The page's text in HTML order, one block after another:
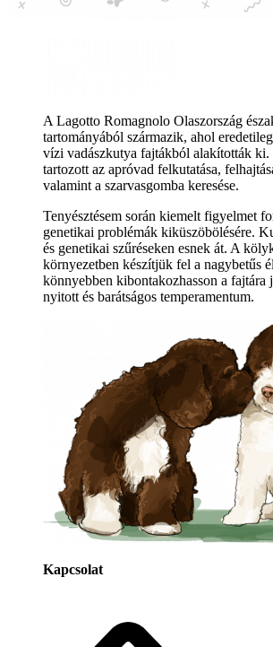
A Lagotto Romagnolo Olaszország
tartományából származik, ahol
vízi vadászkutya fajtákból alakították ki.
tartozott az apróvad felkutatása,
valamint a szarvasgomba keresése.
Tenyésztésem során kiemelt figyelmet
genetikai problémák kiküszöbölésére.
és genetikai szűréseken esnek át. A
környezetben készítjük fel a nagybetűs
könnyebben kibontakozhasson a fajtára
nyitott és barátságos temperamentum.
Kapcsolat